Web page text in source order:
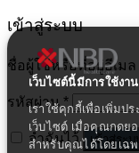
เว็บไซต์นี้มีการใช้งา
เราใช้คุกกี้เพื่อเพิ่มป
เว็บไซต์ เมื่อคุณกดย
สำหรับคุณได้โดยเฉ
เข้าสู่ระบบ
ชื่อผู้ใช้หรือที่อยู่อีเมล
รหัสผ่าน *
จำฉันไว้ เข้าสู่ระบ